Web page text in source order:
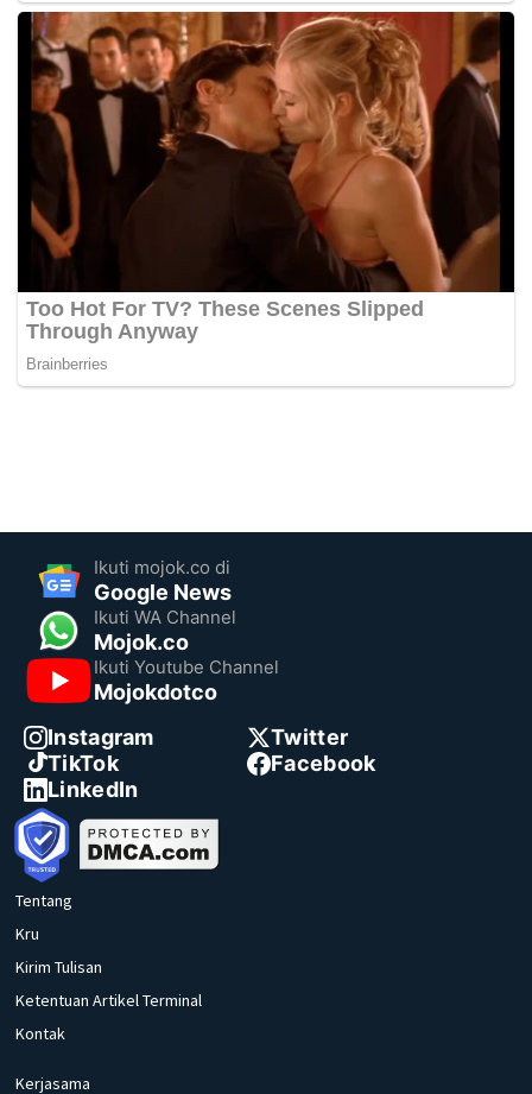
Ikuti mojok.co di
Google News
Ikuti WA Channel
Mojok.co
Ikuti Youtube Channel
Mojokdotco
Instagram
Twitter
TikTok
Facebook
LinkedIn
Tentang
Kru
Kirim Tulisan
Ketentuan Artikel Terminal
Kontak
Kerjasama